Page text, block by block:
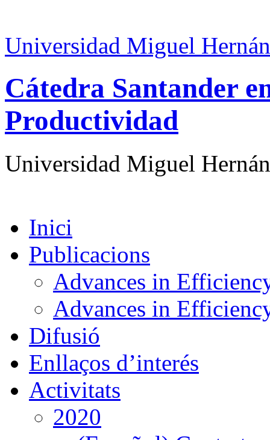
Universidad Miguel
Cátedra Santander
Productividad
Universidad Miguel
Inici
Publicacions
Advances in
Advances in
Difusió
Enllaços d’interés
Activitats
2020